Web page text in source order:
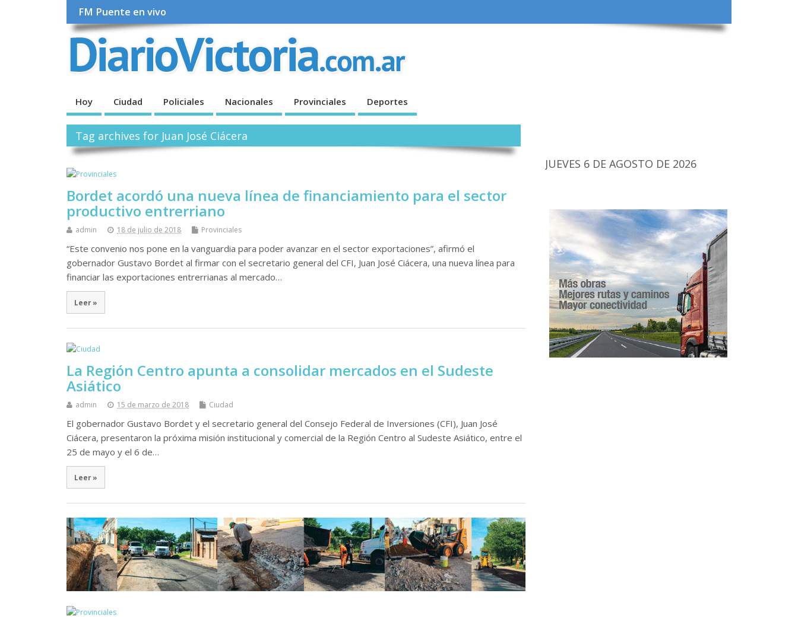
FM Puente en vivo
Hoy Ciudad Policiales Nacionales Provinciales Deportes
Tag archives for Juan José Ciácera
Bordet acordó una nueva línea de financiamiento para el sector
productivo entrerriano
admin 18 de julio de 2018 Provinciales
“Este convenio nos pone en la vanguardia para poder avanzar en el sector exportaciones”, afirmó el
gobernador Gustavo Bordet al firmar con el secretario general del CFI, Juan José Ciácera, una nueva línea para
financiar las exportaciones entrerrianas al mercado…
Leer »
La Región Centro apunta a consolidar mercados en el Sudeste
Asiático
admin 15 de marzo de 2018 Ciudad
El gobernador Gustavo Bordet y el secretario general del Consejo Federal de Inversiones (CFI), Juan José
Ciácera, presentaron la próxima misión institucional y comercial de la Región Centro al Sudeste Asiático, entre el
25 de mayo y el 6 de…
Leer »
JUEVES 6 DE AGOSTO DE 2026